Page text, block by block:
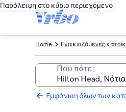
Παράλειψη στο κύριο περιεχόμενο
Ενοικιαζόμενες
Home
Πού πάτε;
Εμφάνιση όλων των